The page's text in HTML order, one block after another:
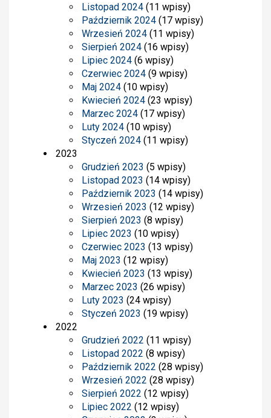
Listopad 2024 (11 wpisy)
Październik 2024 (17 wpisy)
Wrzesień 2024 (11 wpisy)
Sierpień 2024 (16 wpisy)
Lipiec 2024 (6 wpisy)
Czerwiec 2024 (9 wpisy)
Maj 2024 (10 wpisy)
Kwiecień 2024 (23 wpisy)
Marzec 2024 (17 wpisy)
Luty 2024 (10 wpisy)
Styczeń 2024 (11 wpisy)
2023
Grudzień 2023 (5 wpisy)
Listopad 2023 (14 wpisy)
Październik 2023 (14 wpisy)
Wrzesień 2023 (12 wpisy)
Sierpień 2023 (8 wpisy)
Lipiec 2023 (10 wpisy)
Czerwiec 2023 (13 wpisy)
Maj 2023 (12 wpisy)
Kwiecień 2023 (13 wpisy)
Marzec 2023 (26 wpisy)
Luty 2023 (24 wpisy)
Styczeń 2023 (19 wpisy)
2022
Grudzień 2022 (11 wpisy)
Listopad 2022 (8 wpisy)
Październik 2022 (28 wpisy)
Wrzesień 2022 (28 wpisy)
Sierpień 2022 (12 wpisy)
Lipiec 2022 (12 wpisy)